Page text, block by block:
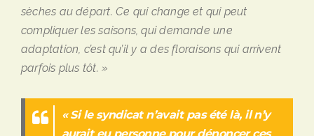
sèches au départ. Ce qui changeet qui peut
compliquer les saisons, qui demande une
adaptation, c’est qu’il y a des floraisons qui arrivent
parfois plus tôt. »
« Si le syndicat n’avait pas été là, il n’y